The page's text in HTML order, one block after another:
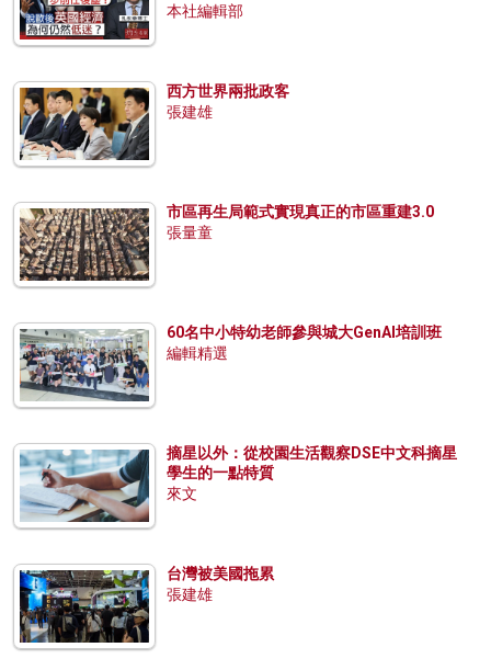
本社編輯部
西方世界兩批政客
張建雄
市區再生局範式實現真正的市區重建3.0
張量童
60名中小特幼老師參與城大GenAI培訓班
編輯精選
摘星以外：從校園生活觀察DSE中文科摘星
學生的一點特質
來文
台灣被美國拖累
張建雄